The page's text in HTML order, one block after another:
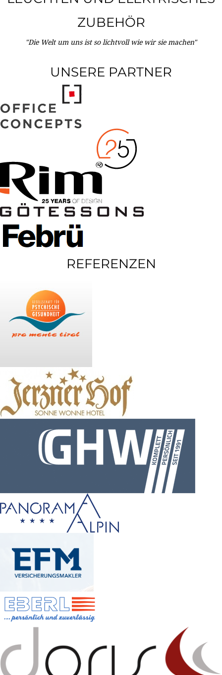
ZUBEHÖR
"Die Welt um uns ist so lichtvoll wie wir sie machen"
UNSERE PARTNER
REFERENZEN